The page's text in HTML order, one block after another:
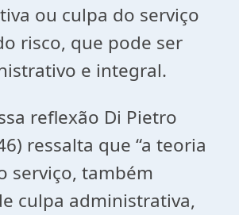
ou culpa do serviço
risco, que pode ser
e integral.
reflexão Di Pietro
ressalta que “a teoria
serviço, também
culpa administrativa,